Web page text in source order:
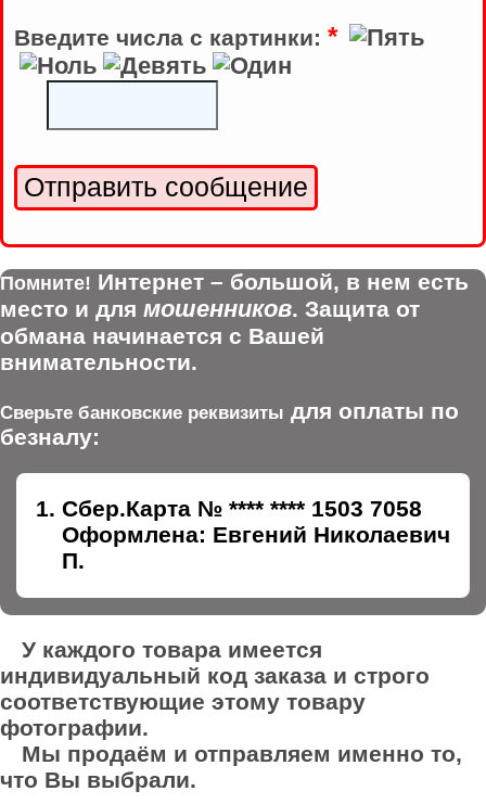
Введите числа с картинки: *
Помните! Интернет – большой, в нем есть
место и для мошенников. Защита от
обмана начинается с Вашей
внимательности.
Сверьте банковские реквизиты для оплаты по
безналу:
Сбер.Карта № **** **** 1503 7058
Оформлена: Евгений Николаевич
П.
У каждого товара имеется
индивидуальный код заказа и строго
соответствующие этому товару
фотографии.
Мы продаём и отправляем именно то,
что Вы выбрали.